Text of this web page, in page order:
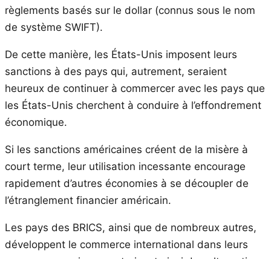
règlements basés sur le dollar (connus sous le nom
de système SWIFT).
De cette manière, les États-Unis imposent leurs
sanctions à des pays qui, autrement, seraient
heureux de continuer à commercer avec les pays que
les États-Unis cherchent à conduire à l’effondrement
économique.
Si les sanctions américaines créent de la misère à
court terme, leur utilisation incessante encourage
rapidement d’autres économies à se découpler de
l’étranglement financier américain.
Les pays des BRICS, ainsi que de nombreux autres,
développent le commerce international dans leurs